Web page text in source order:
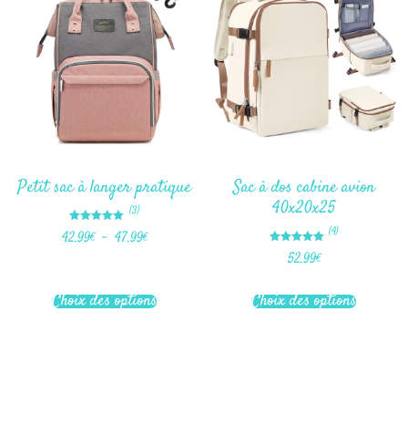
Petit sac à langer pratique
Note
5.00
(3)
42.99€ – 47.99€
Choix des options
Sac à dos cabine avion
40x20x25
Note
5.00
(4)
52.99€
Choix des options